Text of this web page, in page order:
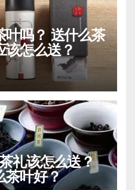
叶吗？ 送什么茶
该怎么送？
礼该怎么送？
茶叶好？